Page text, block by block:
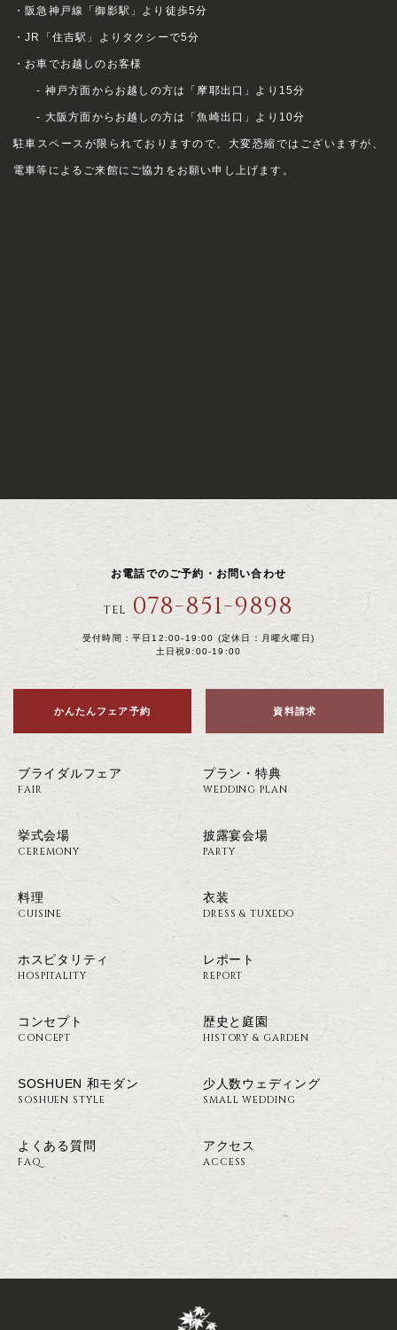
・阪急神戸線「御影駅」より徒歩5分
・JR「住吉駅」よりタクシーで5分
・お車でお越しのお客様
- 神戸方面からお越しの方は「摩耶出口」より15分
- 大阪方面からお越しの方は「魚崎出口」より10分
駐車スペースが限られておりますので、大変恐縮ではございますが、
電車等によるご来館にご協力をお願い申し上げます。
お電話でのご予約・お問い合わせ
TEL 078-851-9898
受付時間：平日12:00-19:00 (定休日：月曜火曜日)
土日祝9:00-19:00
かんたんフェア予約 資料請求
ブライダルフェア
FAIR
プラン・特典
WEDDING PLAN
挙式会場
CEREMONY
披露宴会場
PARTY
料理
CUISINE
衣装
DRESS & TUXEDO
ホスピタリティ
HOSPITALITY
レポート
REPORT
コンセプト
CONCEPT
歴史と庭園
HISTORY & GARDEN
SOSHUEN 和モダン
SOSHUEN STYLE
少人数ウェディング
SMALL WEDDING
よくある質問
FAQ
アクセス
ACCESS